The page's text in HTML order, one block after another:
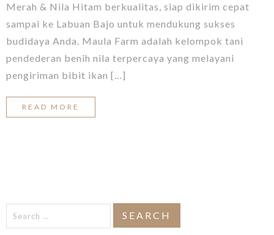
Merah & Nila Hitam berkualitas, siap dikirim cepat
sampai ke Labuan Bajo untuk mendukung sukses
budidaya Anda. Maula Farm adalah kelompok tani
pendederan benih nila terpercaya yang melayani
pengiriman bibit ikan […]
READ MORE
Search
for: